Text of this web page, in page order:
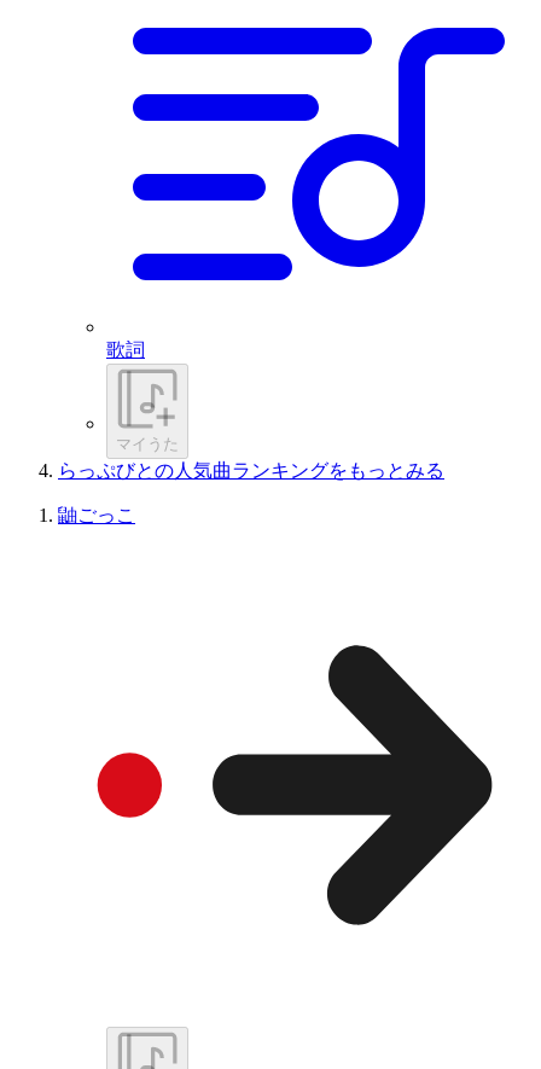
歌詞
マイうた
らっぷびとの人気曲ランキングをもっとみる
鼬ごっこ